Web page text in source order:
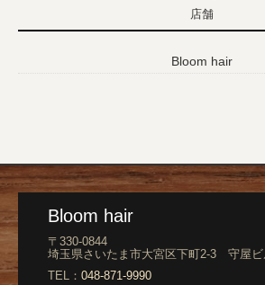
店舗
Bloom hair
Bloom hair
〒330-0844
埼玉県さいたま市大宮区下町2-3 守屋ビ
TEL： 048-871-9990